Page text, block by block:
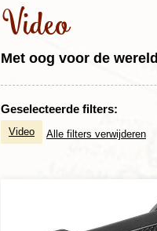
Video
Met oog voor de wereld
Geselecteerde filters:
Video Alle filters verwijderen